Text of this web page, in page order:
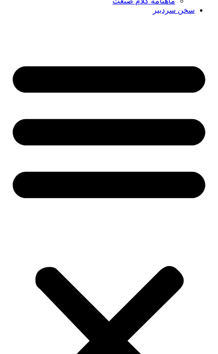
سخن سردبیر